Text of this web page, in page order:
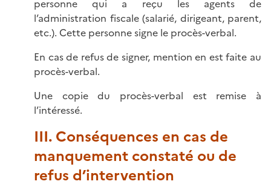
personne qui a reçu les agents de
l’administration fiscale (salarié, dirigeant, parent,
etc.). Cette personne signe le procès-verbal.
En cas de refus de signer, mention en est faite au
procès-verbal.
Une copie du procès-verbal est remise à
l’intéressé.
III. Conséquences en cas de
manquement constaté ou de
refus d’intervention